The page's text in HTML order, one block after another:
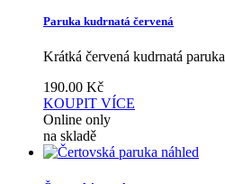
Paruka kudrnatá červená
Krátká červená kudrnatá paruka
190.00 Kč
KOUPIT VÍCE
Online only
na skladě
náhled